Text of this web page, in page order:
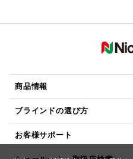
商品情報
ブラインドの選び方
お客様サポート